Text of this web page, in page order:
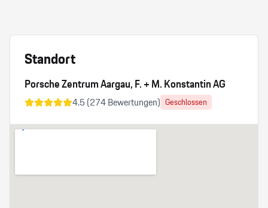
Standort
Porsche Zentrum Aargau, F. + M. Konstantin AG
4.5(274Bewertungen) Geschlossen